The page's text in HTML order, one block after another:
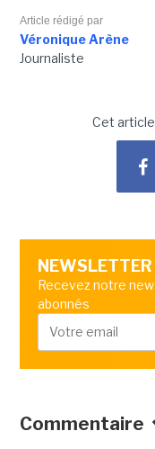
Article rédigé par
Véronique Arène
Journaliste
Cet
Recevez notre
abonnés
Commentaire